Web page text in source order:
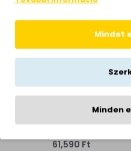
Ideal Lux Equinoxe
króm-átlátszó csillár
61,590 Ft
Mindet
Minden